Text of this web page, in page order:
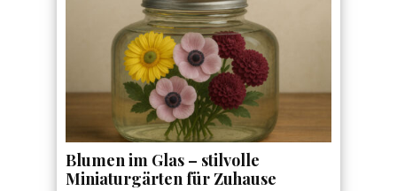
Blumen im Glas – stilvolle
Miniaturgärten für Zuhause